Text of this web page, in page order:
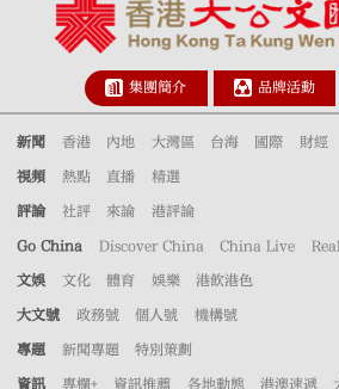
集團簡介 品牌活動
新聞 香港 內地 大灣區 台海 國際 財經
視頻 熱點 直播 精選
評論 社評 來論 港評論
Go China Discover China China Live
文娛 文化 體育 娛樂 港飲港色
大文號 政務號 個人號 機構號
專題 新聞專題 特別策劃
資訊 專欄+ 資訊推薦 各地動態 港澳速遞